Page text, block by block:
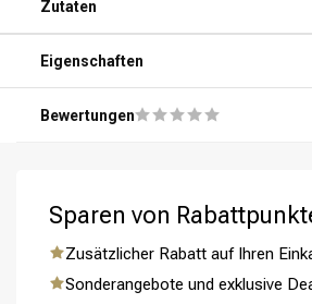
Umformung
Schritt 2: Drücke eine kleine Menge
Handfläche aus, etwa in der Größe
Schritt 3: Verteile den Conditioner
Schritt 4: Lasse den Conditioner einige
damit er seine Wirkung entfalten kann.
Zutaten
Eigenschaften
Bewertungen
Sparen von
Zusätzlicher Rabatt auf Ihren
Sonderangebote und exklusive